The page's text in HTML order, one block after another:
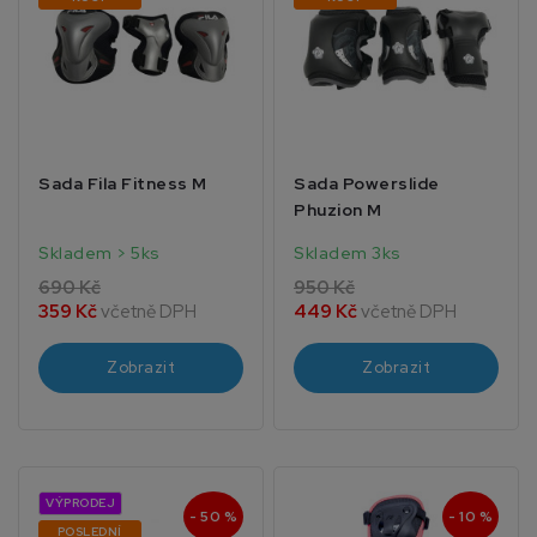
Sada Fila Fitness M
Skladem > 5ks
690 Kč
359 Kčvčetně DPH
Zobrazit
Sada Powerslide
Phuzion M
Skladem 3ks
950 Kč
449 Kčvčetně DPH
Zobrazit
VÝPRODEJ
POSLEDNÍ
- 50 % - 10 %